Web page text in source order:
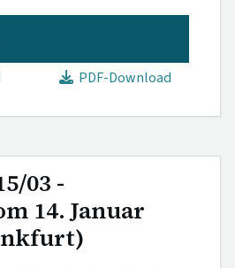
PDF-Download
03 -
14. Januar